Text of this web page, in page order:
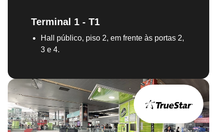
Terminal 1 - T1
Hall público, piso 2, em frente às portas 2,
3 e 4.